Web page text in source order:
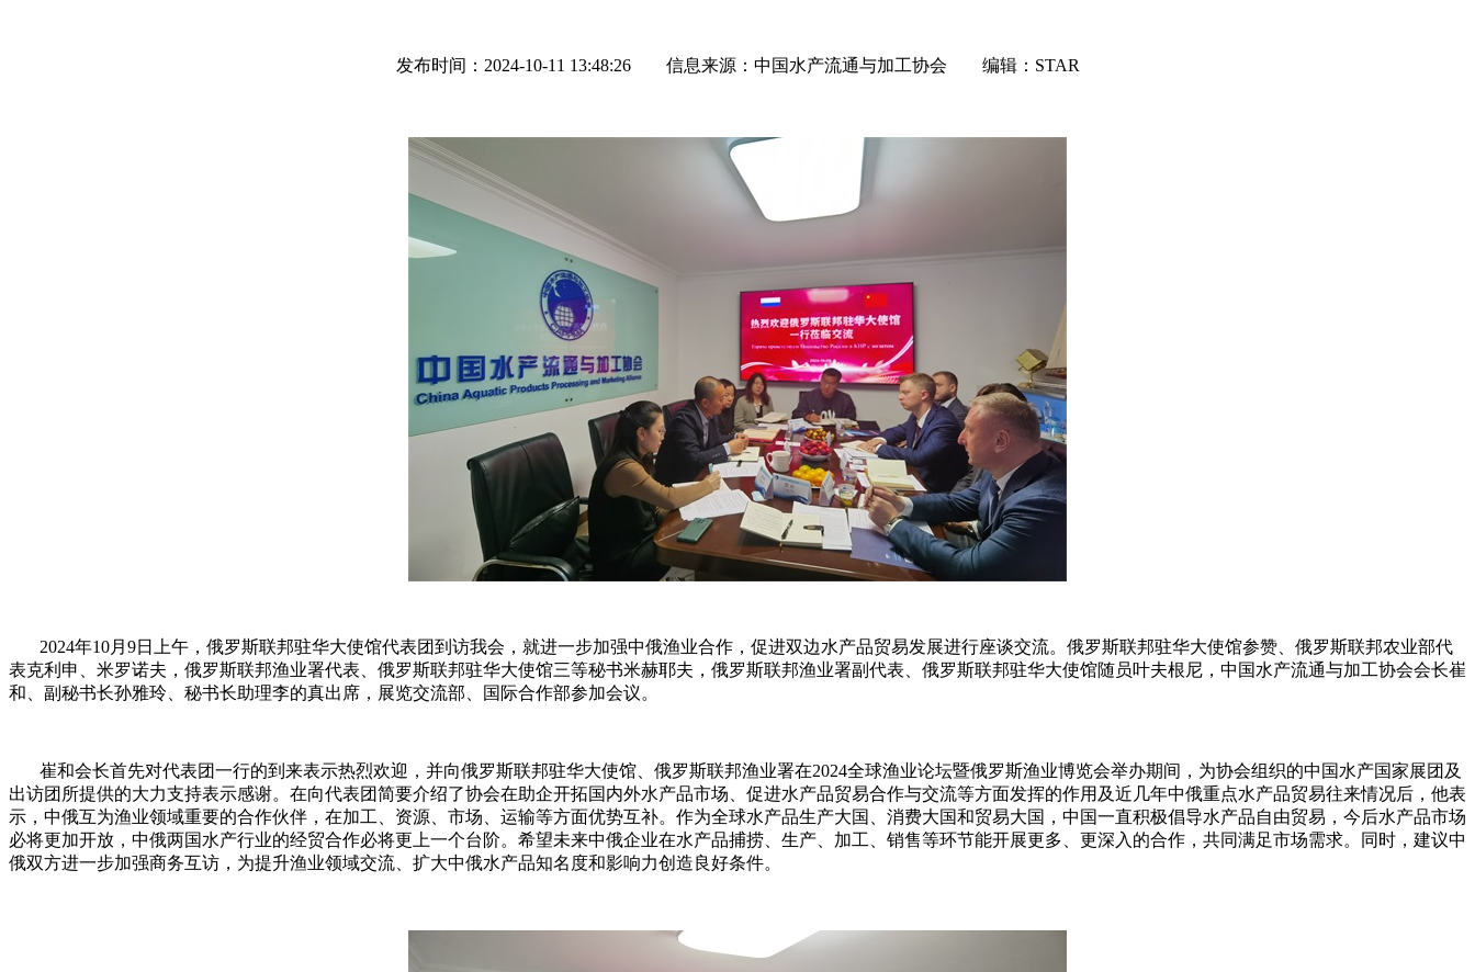
发布时间：2024-10-11 13:48:26 信息来源：中国水产流通与加工协会 编辑：STAR
2024年10月9日上午，俄罗斯联邦驻华大使馆代表团到访我会，就进一步加强中俄渔业合作，促进双边水产品贸易发展进行座谈交流。俄罗斯联邦驻华大使馆参赞、俄罗斯联邦农业部代
表克利申、米罗诺夫，俄罗斯联邦渔业署代表、俄罗斯联邦驻华大使馆三等秘书米赫耶夫，俄罗斯联邦渔业署副代表、俄罗斯联邦驻华大使馆随员叶夫根尼，中国水产流通与加工协会会长崔
和、副秘书长孙雅玲、秘书长助理李的真出席，展览交流部、国际合作部参加会议。
崔和会长首先对代表团一行的到来表示热烈欢迎，并向俄罗斯联邦驻华大使馆、俄罗斯联邦渔业署在2024全球渔业论坛暨俄罗斯渔业博览会举办期间，为协会组织的中国水产国家展团及
出访团所提供的大力支持表示感谢。在向代表团简要介绍了协会在助企开拓国内外水产品市场、促进水产品贸易合作与交流等方面发挥的作用及近几年中俄重点水产品贸易往来情况后，他表
示，中俄互为渔业领域重要的合作伙伴，在加工、资源、市场、运输等方面优势互补。作为全球水产品生产大国、消费大国和贸易大国，中国一直积极倡导水产品自由贸易，今后水产品市场
必将更加开放，中俄两国水产行业的经贸合作必将更上一个台阶。希望未来中俄企业在水产品捕捞、生产、加工、销售等环节能开展更多、更深入的合作，共同满足市场需求。同时，建议中
俄双方进一步加强商务互访，为提升渔业领域交流、扩大中俄水产品知名度和影响力创造良好条件。